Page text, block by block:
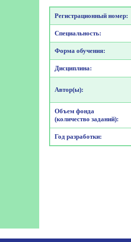
Регистрационный номер:
Специальность:
Форма обучения:
Дисциплина:
Автор(ы):
Объем фонда
(количество заданий):
Год разработки: